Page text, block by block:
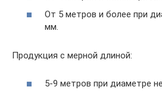
От 5 метров и более при
мм.
Продукция с мерной длиной:
5-9 метров при диаметре